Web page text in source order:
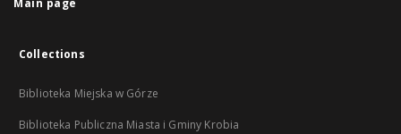
Main page
Collections
Biblioteka Miejska w Górze
Biblioteka Publiczna Miasta i Gminy Krobia